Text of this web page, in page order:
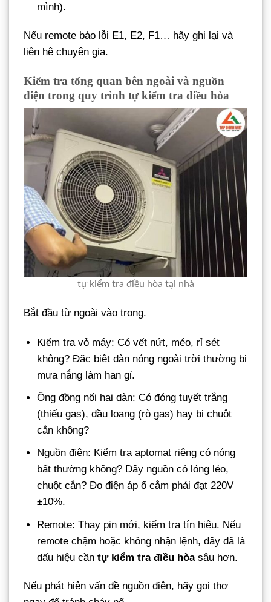
mình).
Nếu remote báo lỗi E1, E2, F1… hãy ghi lại và
liên hệ chuyên gia.
Kiểm tra tổng quan bên ngoài và nguồn
điện trong quy trình tự kiểm tra điều hòa
tự kiểm tra điều hòa tại nhà
Bắt đầu từ ngoài vào trong.
Kiểm tra vỏ máy: Có vết nứt, méo, rỉ sét
không? Đặc biệt dàn nóng ngoài trời thường bị
mưa nắng làm han gỉ.
Ống đồng nối hai dàn: Có đóng tuyết trắng
(thiếu gas), dầu loang (rò gas) hay bị chuột
cắn không?
Nguồn điện: Kiểm tra aptomat riêng có nóng
bất thường không? Dây nguồn có lỏng lẻo,
chuột cắn? Đo điện áp ổ cắm phải đạt 220V
±10%.
Remote: Thay pin mới, kiểm tra tín hiệu. Nếu
remote chậm hoặc không nhận lệnh, đây đã là
dấu hiệu cầntự kiểm tra điều hòasâu hơn.
Nếu phát hiện vấn đề nguồn điện, hãy gọi thợ